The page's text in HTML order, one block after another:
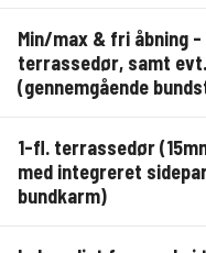
der er bredere end
position under rolige
Almindeligt paskvilgreb kombineret med en justerbar
friktionsarm, som kan
end 1951mm har altid
Bundstykke:
Min/max & fri åbning
terrassedør, samt
(gennemgående
1-fl. terrassedør
med integreret
bundkarm)